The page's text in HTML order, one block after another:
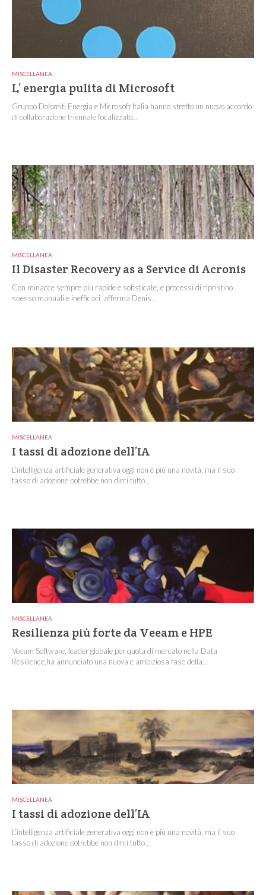
MISCELLANEA
L’ energia pulita di Microsoft
Gruppo Dolomiti Energia e Microsoft Italia hanno stretto un nuovo accordo
di collaborazione triennale focalizzato...
MISCELLANEA
Il Disaster Recovery as a Service di Acronis
Con minacce sempre più rapide e sofisticate, e processi di ripristino
spesso manuali e inefficaci, afferma Denis...
MISCELLANEA
I tassi di adozione dell’IA
L’intelligenza artificiale generativa oggi non è più una novità, ma il suo
tasso di adozione potrebbe non dirci tutto...
MISCELLANEA
Resilienza più forte da Veeam e HPE
Veeam Software, leader globale per quota di mercato nella Data
Resilience,ha annunciato una nuova e ambiziosa fase della...
MISCELLANEA
I tassi di adozione dell’IA
L’intelligenza artificiale generativa oggi non è più una novità, ma il suo
tasso di adozione potrebbe non dirci tutto...